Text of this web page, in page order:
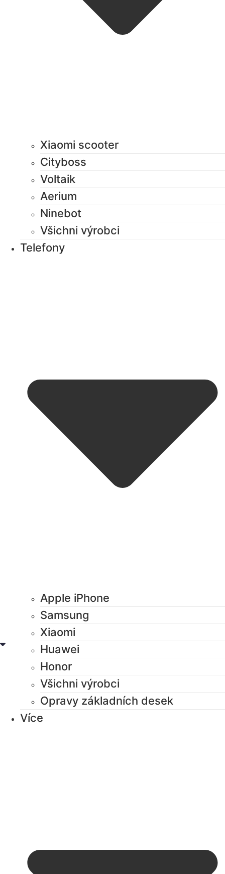
Xiaomi scooter
Cityboss
Voltaik
Aerium
Ninebot
Všichni výrobci
Telefony
Apple iPhone
Samsung
Xiaomi
Huawei
Honor
Všichni výrobci
Opravy základních desek
Více